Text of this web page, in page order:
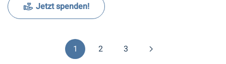
Jetzt spenden!
1 2 3